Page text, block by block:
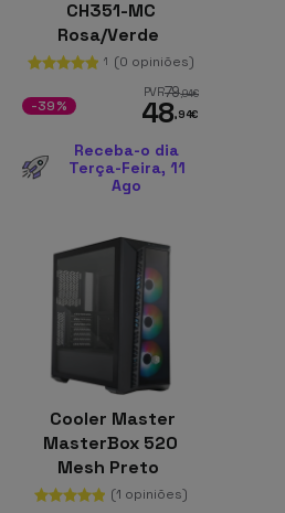
CH351-MC
Rosa/Verde
1 (0 opiniões)
PVR79,94€
48,94€
-39%
Receba-o dia
Terça-Feira, 11
Ago
Cooler Master
MasterBox 520
Mesh Preto
(1 opiniões)